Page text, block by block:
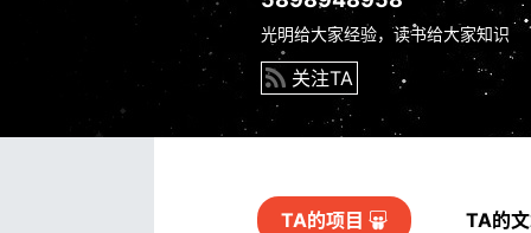
光明给大家经验，读书给大家知识
关注TA
TA的项目 TA的